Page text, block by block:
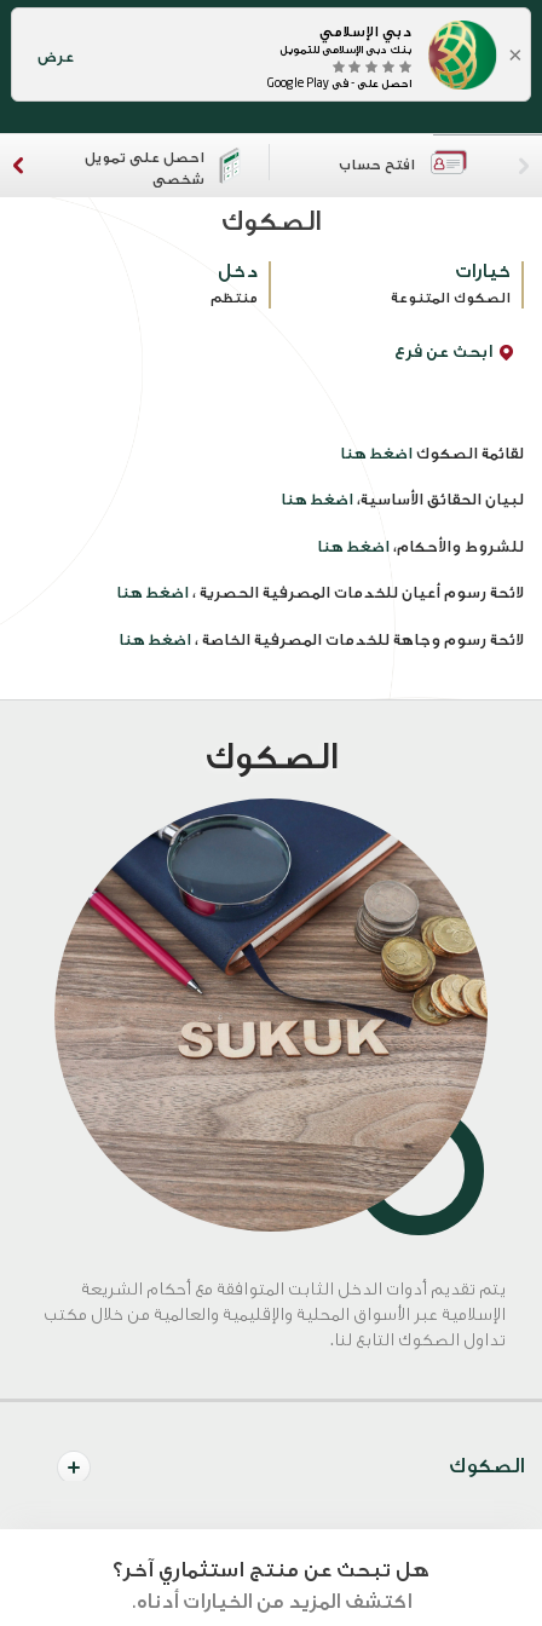
×
دبي الإسلامي
بنك دبي الإسلامي للتمويل
احصل على - في Google Play
عرض
افتح حساب
احصل على تمويل
شخصي
الصكوك
خيارات
الصكوك المتنوعة
دخل
منتظم
ابحث عن فرع
لقائمة الصكوك اضغط هنا
لبيان الحقائق الأساسية، اضغط هنا
للشروط والأحكام، اضغط هنا
لائحة رسوم أعيان للخدمات المصرفية الحصرية ، اضغط هنا
لائحة رسوم وجاهة للخدمات المصرفية الخاصة ، اضغط هنا
الصكوك
يتم تقديم أدوات الدخل الثابت المتوافقة مع أحكام الشريعة
الإسلامية عبر الأسواق المحلية والإقليمية والعالمية من خلال مكتب
تداول الصكوك التابع لنا.
الصكوك
هل تبحث عن منتج استثماري آخر؟
اكتشف المزيد من الخيارات أدناه.